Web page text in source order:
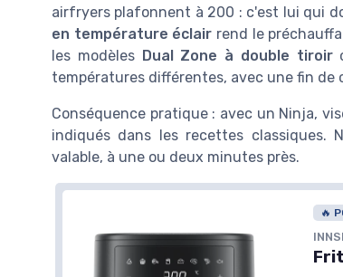
airfryers plafonnent à 200 : c'est lui qui
en température éclair rend le
les modèles Dual Zone à double tiroir
températures différentes, avec une fin de
Conséquence pratique : avec un Ninja,
indiqués dans les recettes classiques.
valable, à une ou deux minutes près.
🔥